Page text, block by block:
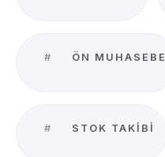
# ÖN MUHASEBE
# STOK TAKIBI